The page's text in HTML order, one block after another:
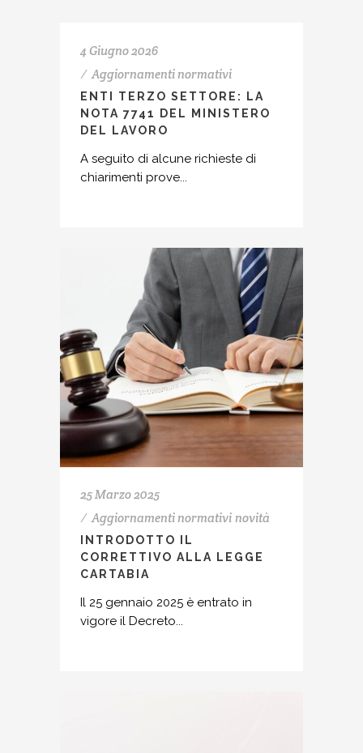
4 Giugno 2026
Aggiornamenti normativi
ENTI TERZO SETTORE: LA
NOTA 7741 DEL MINISTERO
DEL LAVORO
A seguito di alcune richieste di
chiarimenti prove...
25 Marzo 2025
Aggiornamenti normativi novità
INTRODOTTO IL
CORRETTIVO ALLA LEGGE
CARTABIA
Il 25 gennaio 2025 è entrato in
vigore il Decreto...